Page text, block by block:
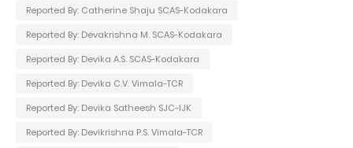
Reported By: Catherine Shaju SCAS-Kodakara
Reported By: Devakrishna M. SCAS-Kodakara
Reported By: Devika A.S. SCAS-Kodakara
Reported By: Devika C.V. Vimala-TCR
Reported By: Devika Satheesh SJC-IJK
Reported By: Devikrishna P.S. Vimala-TCR